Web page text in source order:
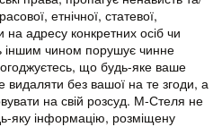
етнічної, статевої,
адресу конкретних осіб чи
іншим чином порушує чинне
що будь-яке ваше
без вашої на те згоди, а
на свій розсуд. М-Стеля не
яку інформацію, розміщену